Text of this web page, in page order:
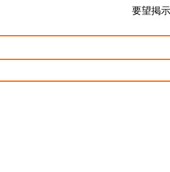
要望掲